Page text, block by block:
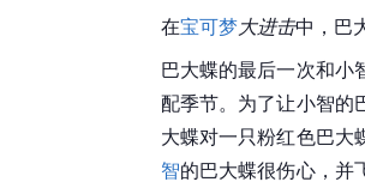
而使巴大蝶睡着了。
在圣安奴号之战中，小
过了拉达的必杀门牙，
智提出想用拉达和巴大
交换回来。得知情况后